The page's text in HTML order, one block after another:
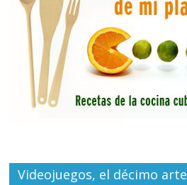
Videojuegos, el décimo arte